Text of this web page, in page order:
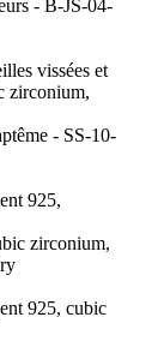
vissées et
zirconium,
925,
925, cubic